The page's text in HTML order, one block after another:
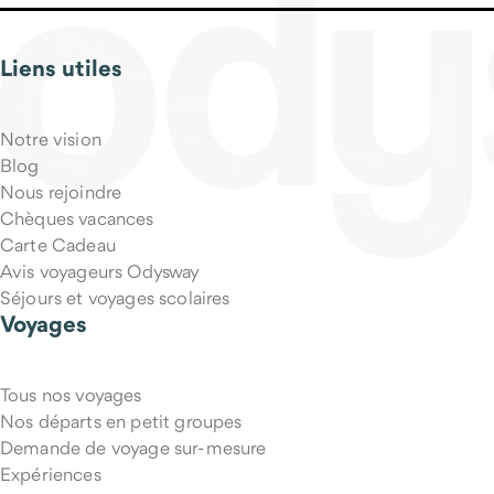
Qu'est-ce qui est inclus dans le prix du voyage ?
Puis-je annuler mon voyage si mes projets changent ?
Liens utiles
Notre vision
Blog
Nous rejoindre
Chèques vacances
Carte Cadeau
Avis voyageurs Odysway
Séjours et voyages scolaires
Voyages
Tous nos voyages
Nos départs en petit groupes
Demande de voyage sur-mesure
Expériences